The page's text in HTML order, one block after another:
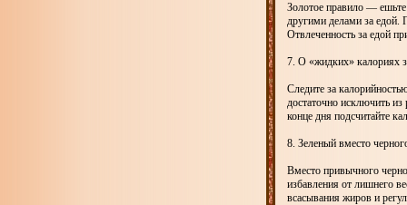
Золотое правило — ешьте
другими делами за едой.
Отвлеченность за едой
7. О «жидких» калориях
Следите за
достаточно исключить
конце дня подсчитайте
8. Зеленый вместо
Вместо привычного
избавления от лишнего
всасывания жиров и